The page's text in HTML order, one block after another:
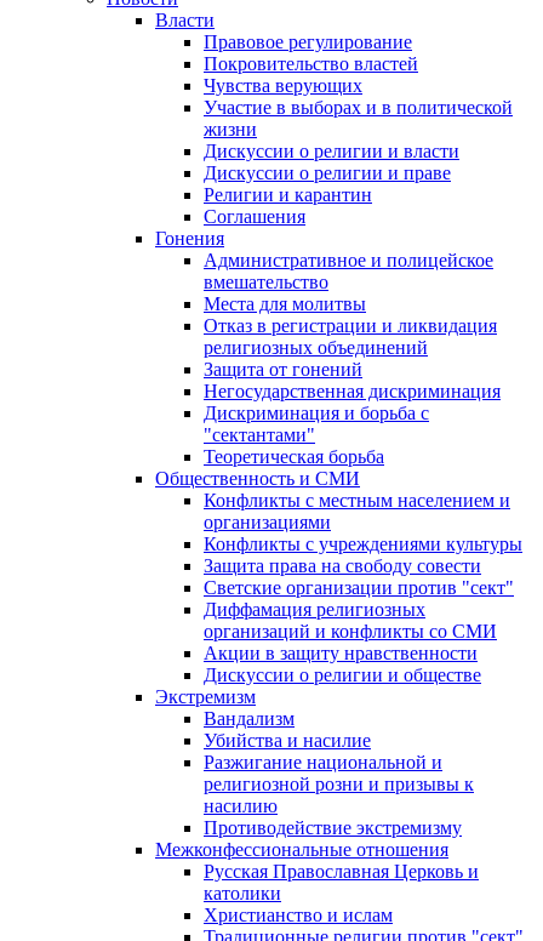
Власти
Правовое регулирование
Покровительство властей
Чувства верующих
Участие в выборах и в политической
жизни
Дискуссии о религии и власти
Дискуссии о религии и праве
Религии и карантин
Соглашения
Гонения
Административное и полицейское
вмешательство
Места для молитвы
Отказ в регистрации и ликвидация
религиозных объединений
Защита от гонений
Негосударственная дискриминация
Дискриминация и борьба с
"сектантами"
Теоретическая борьба
Общественность и СМИ
Конфликты с местным населением и
организациями
Конфликты с учреждениями культуры
Защита права на свободу совести
Светские организации против "сект"
Диффамация религиозных
организаций и конфликты со СМИ
Акции в защиту нравственности
Дискуссии о религии и обществе
Экстремизм
Вандализм
Убийства и насилие
Разжигание национальной и
религиозной розни и призывы к
насилию
Противодействие экстремизму
Межконфессиональные отношения
Русская Православная Церковь и
католики
Христианство и ислам
Традиционные религии против "сект"